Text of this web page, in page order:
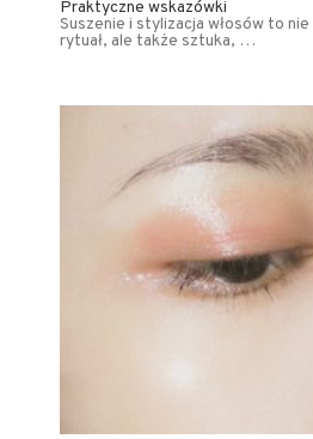
Praktyczne wskazówki
Suszenie i stylizacja włosów to
rytuał, ale także sztuka, …